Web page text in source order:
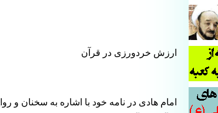
ارزش خردورزی در قرآن
امام هادی در نامه خود با اشاره به سخنان و